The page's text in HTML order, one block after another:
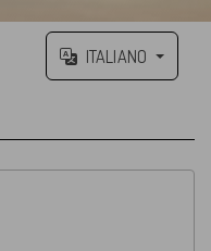
ITALIANO